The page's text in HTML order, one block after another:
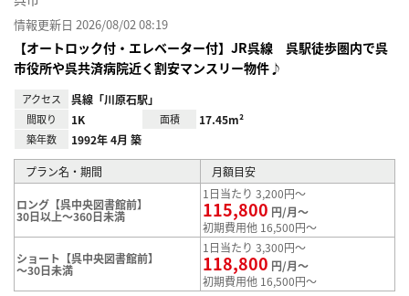
情報更新日 2026/08/02 08:19
【オートロック付・エレベーター付】JR呉線 呉駅徒歩圏内で呉
市役所や呉共済病院近く割安マンスリー物件♪
アクセス 呉線「川原石駅」
間取り 1K 面積 17.45m²
築年数 1992年 4月 築
プラン名・期間 月額目安
ロング【呉中央図書館前】
30日以上～360日未満
1日当たり 3,200円～
115,800 円/月～
初期費用他 16,500円～
ショート【呉中央図書館前】
～30日未満
1日当たり 3,300円～
118,800 円/月～
初期費用他 16,500円～